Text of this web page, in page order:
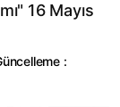
16 Mayıs
: